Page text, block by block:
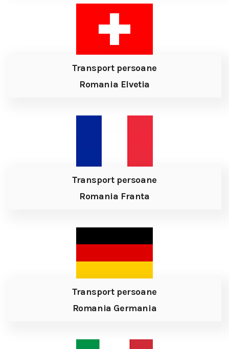
Transport persoane
Romania Elvetia
Transport persoane
Romania Franta
Transport persoane
Romania Germania